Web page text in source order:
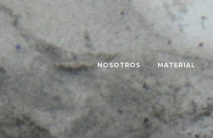
NOSOTROS MATERIAL